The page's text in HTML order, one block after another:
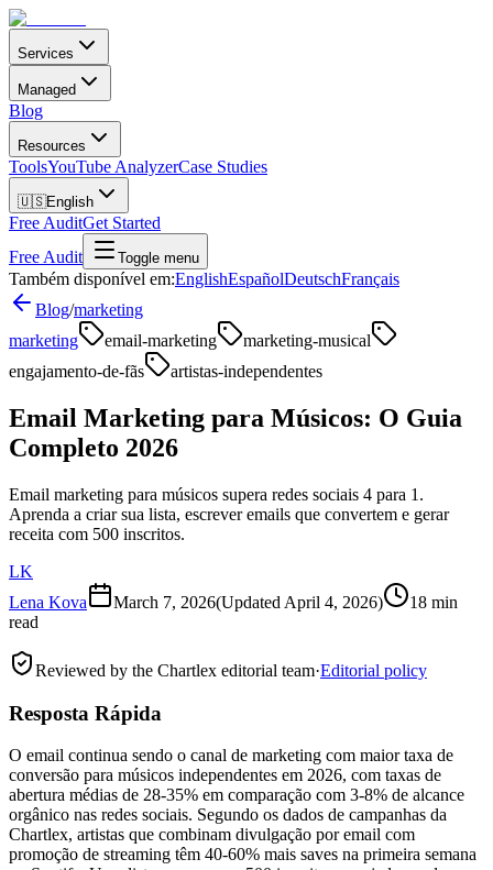
Services
Managed
Blog
Resources
ToolsYouTube AnalyzerCase Studies
🇺🇸English
Free AuditGet Started
Free Audit
Toggle menu
Também disponível em:EnglishEspañolDeutschFrançais
Blog/marketing
marketing
email-marketing
marketing-musical
engajamento-de-fãs
artistas-independentes
Email Marketing para Músicos: O Guia
Completo 2026
Email marketing para músicos supera redes sociais 4 para 1.
Aprenda a criar sua lista, escrever emails que convertem e gerar
receita com 500 inscritos.
LK
Lena Kova
March 7, 2026(Updated April 4, 2026)
18 min
read
Reviewed by the Chartlex editorial team·Editorial policy
Resposta Rápida
O email continua sendo o canal de marketing com maior taxa de
conversão para músicos independentes em 2026, com taxas de
abertura médias de 28-35% em comparação com 3-8% de alcance
orgânico nas redes sociais. Segundo os dados de campanhas da
Chartlex, artistas que combinam divulgação por email com
promoção de streaming têm 40-60% mais saves na primeira semana